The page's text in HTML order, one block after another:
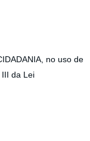
no uso de
III da Lei